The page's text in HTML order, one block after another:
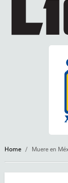
Home / Muere en